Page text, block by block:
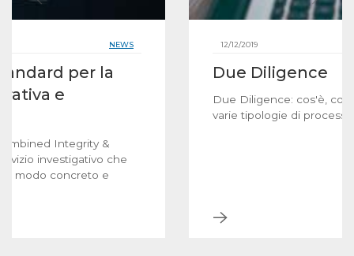
NEWS
per la
e
Integrity &
investigativo che
in modo concreto e
12/12/2019
Due Diligence
Due Diligence: cos'è,
varie tipologie di